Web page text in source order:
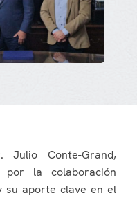
Julio Conte-Grand,
la colaboración
su aporte clave en el